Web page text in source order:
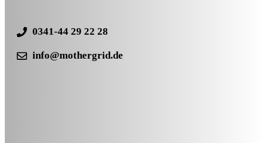
0341-44 29 22 28
info@mothergrid.de